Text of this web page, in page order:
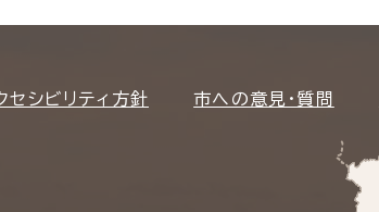
セシビリティ方針 市への意見・質問